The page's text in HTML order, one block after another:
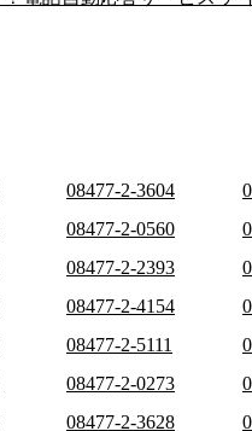
08477-2-3604
08477-2-0560
08477-2-2393
08477-2-4154
08477-2-5111
08477-2-0273
08477-2-3628